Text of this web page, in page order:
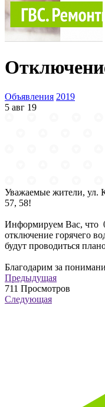
Объявления 2019
5 авг 19
Уважаемые жители, ул.
57, 58!
Информируем Вас, что
отключение горячего
будут проводиться
Благодарим за
Предыдущая
711 Просмотров
Следующая